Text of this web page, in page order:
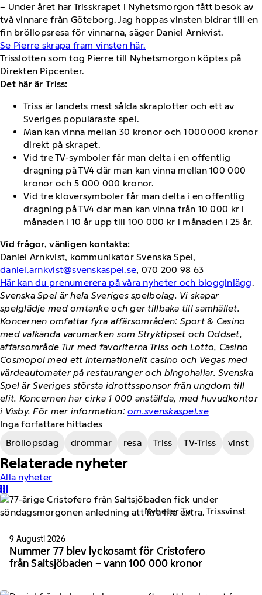
– Under året har Trisskrapet i Nyhetsmorgon fått besök av
två vinnare från Göteborg. Jag hoppas vinsten bidrar till en
fin bröllopsresa för vinnarna, säger Daniel Arnkvist.
Se Pierre skrapa fram vinsten här.
Trisslotten som tog Pierre till Nyhetsmorgon köptes på
Direkten Pipcenter.
Det här är Triss:
Triss är landets mest sålda skraplotter och ett av
Sveriges populäraste spel.
Man kan vinna mellan 30 kronor och 1 000 000 kronor
direkt på skrapet.
Vid tre TV-symboler får man delta i en offentlig
dragning på TV4 där man kan vinna mellan 100 000
kronor och 5 000 000 kronor.
Vid tre klöversymboler får man delta i en offentlig
dragning på TV4 där man kan vinna från 10 000 kr i
månaden i 10 år upp till 100 000 kr i månaden i 25 år.
Vid frågor, vänligen kontakta:
Daniel Arnkvist, kommunikatör Svenska Spel,
daniel.arnkvist@svenskaspel.se, 070 200 98 63
Här kan du prenumerera på våra nyheter och blogginlägg.
Svenska Spel är hela Sveriges spelbolag. Vi skapar
spelglädje med omtanke och ger tillbaka till samhället.
Koncernen omfattar fyra affärsområden: Sport & Casino
med välkända varumärken som Stryktipset och Oddset,
affärsområde Tur med favoriterna Triss och Lotto, Casino
Cosmopol med ett internationellt casino och Vegas med
värdeautomater på restauranger och bingohallar. Svenska
Spel är Sveriges största idrottssponsor från ungdom till
elit. Koncernen har cirka 1 000 anställda, med huvudkontor
i Visby. För mer information:om.svenskaspel.se
Inga författare hittades
Bröllopsdag
drömmar resa Triss TV-Triss vinst
Relaterade nyheter
Alla nyheter
Nyheter Tur Trissvinst
9 Augusti 2026
Nummer 77 blev lyckosamt för Cristofero
från Saltsjöbaden – vann 100 000 kronor